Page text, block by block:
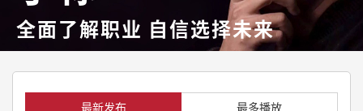
全面了解职业 自信选择未来
最新发布 最多播放